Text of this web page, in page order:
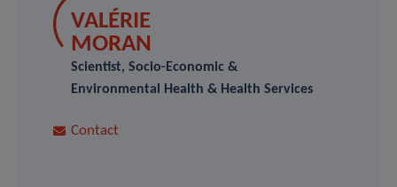
VALÉRIE
MORAN
Scientist, Socio-Economic &
Environmental Health & Health Services
Contact